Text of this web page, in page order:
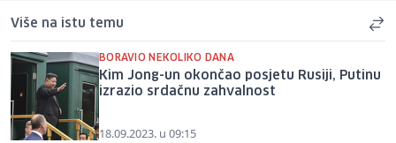
Više na istu temu
BORAVIO NEKOLIKO DANA
Kim Jong-un okončao posjetu Rusiji, Putinu
izrazio srdačnu zahvalnost
18.09.2023. u 09:15